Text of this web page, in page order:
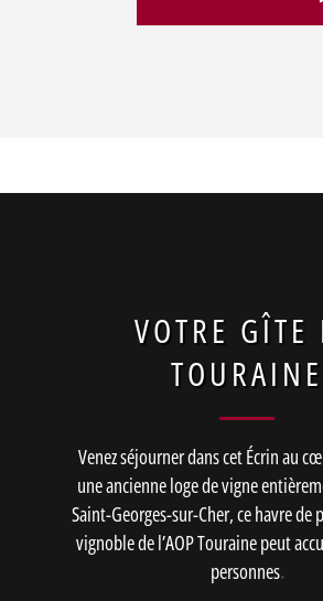
VOTRE GÎTE
TOURAINE
Venez séjourner dans cet Écrin au
une ancienne loge de vigne
Saint-Georges-sur-Cher, ce havre de
vignoble de l’AOP Touraine peut
personnes.